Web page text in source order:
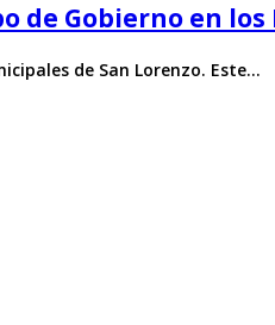
de Gobierno en
de San Lorenzo. Este…